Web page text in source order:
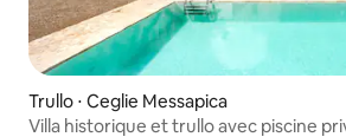
Trullo ⋅ Ceglie Messapica
Villa historique et trullo avec piscine